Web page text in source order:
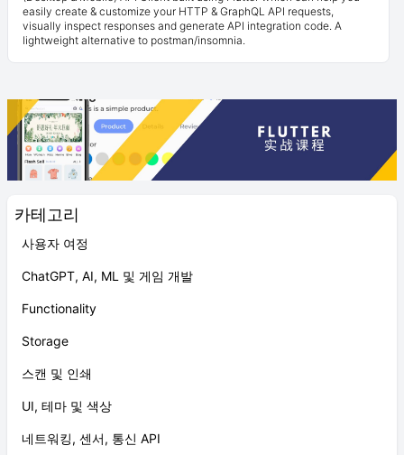
카테고리
사용자 여정
ChatGPT, AI, ML 및 게임 개발
Functionality
Storage
스캔 및 인쇄
UI, 테마 및 색상
네트워킹, 센서, 통신 API
easily create & customize your HTTP & GraphQL API requests,
visually inspect responses and generate API integration code. A
lightweight alternative to postman/insomnia.